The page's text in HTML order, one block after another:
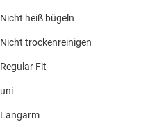
Nicht heiß bügeln
Nicht trockenreinigen
Regular Fit
uni
Langarm